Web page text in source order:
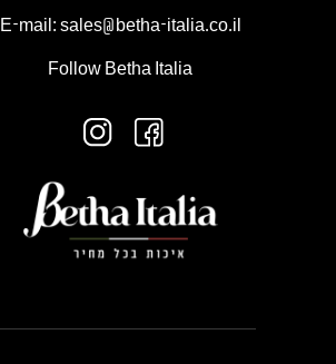
E-mail: sales@betha-italia.co.il
Follow Betha Italia